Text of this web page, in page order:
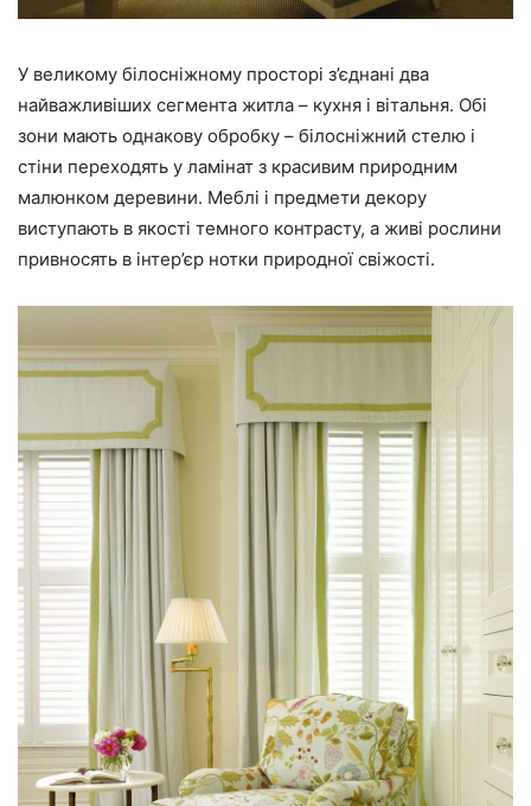
У великому білосніжному просторі з’єднані два
найважливіших сегмента житла – кухня і вітальня. Обі
зони мають однакову обробку – білосніжний стелю і
стіни переходять у ламінат з красивим природним
малюнком деревини. Меблі і предмети декору
виступають в якості темного контрасту, а живі рослини
привносять в інтер’єр нотки природної свіжості.